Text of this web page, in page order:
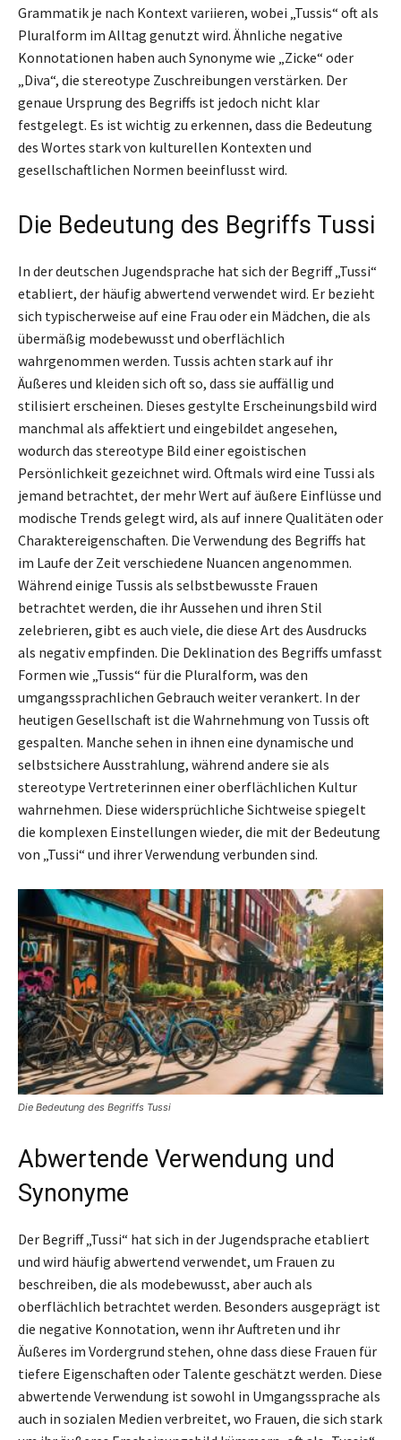
Grammatik je nach Kontext variieren, wobei „Tussis“ oft als
Pluralform im Alltag genutzt wird. Ähnliche negative
Konnotationen haben auch Synonyme wie „Zicke“ oder
„Diva“, die stereotype Zuschreibungen verstärken. Der
genaue Ursprung des Begriffs ist jedoch nicht klar
festgelegt. Es ist wichtig zu erkennen, dass die Bedeutung
des Wortes stark von kulturellen Kontexten und
gesellschaftlichen Normen beeinflusst wird.
Die Bedeutung des Begriffs Tussi
In der deutschen Jugendsprache hat sich der Begriff „Tussi“
etabliert, der häufig abwertend verwendet wird. Er bezieht
sich typischerweise auf eine Frau oder ein Mädchen, die als
übermäßig modebewusst und oberflächlich
wahrgenommen werden. Tussis achten stark auf ihr
Äußeres und kleiden sich oft so, dass sie auffällig und
stilisiert erscheinen. Dieses gestylte Erscheinungsbild wird
manchmal als affektiert und eingebildet angesehen,
wodurch das stereotype Bild einer egoistischen
Persönlichkeit gezeichnet wird. Oftmals wird eine Tussi als
jemand betrachtet, der mehr Wert auf äußere Einflüsse und
modische Trends gelegt wird, als auf innere Qualitäten oder
Charaktereigenschaften. Die Verwendung des Begriffs hat
im Laufe der Zeit verschiedene Nuancen angenommen.
Während einige Tussis als selbstbewusste Frauen
betrachtet werden, die ihr Aussehen und ihren Stil
zelebrieren, gibt es auch viele, die diese Art des Ausdrucks
als negativ empfinden. Die Deklination des Begriffs umfasst
Formen wie „Tussis“ für die Pluralform, was den
umgangssprachlichen Gebrauch weiter verankert. In der
heutigen Gesellschaft ist die Wahrnehmung von Tussis oft
gespalten. Manche sehen in ihnen eine dynamische und
selbstsichere Ausstrahlung, während andere sie als
stereotype Vertreterinnen einer oberflächlichen Kultur
wahrnehmen. Diese widersprüchliche Sichtweise spiegelt
die komplexen Einstellungen wieder, die mit der Bedeutung
von „Tussi“ und ihrer Verwendung verbunden sind.
Die Bedeutung des Begriffs Tussi
Abwertende Verwendung und
Synonyme
Der Begriff „Tussi“ hat sich in der Jugendsprache etabliert
und wird häufig abwertend verwendet, um Frauen zu
beschreiben, die als modebewusst, aber auch als
oberflächlich betrachtet werden. Besonders ausgeprägt ist
die negative Konnotation, wenn ihr Auftreten und ihr
Äußeres im Vordergrund stehen, ohne dass diese Frauen für
tiefere Eigenschaften oder Talente geschätzt werden. Diese
abwertende Verwendung ist sowohl in Umgangssprache als
auch in sozialen Medien verbreitet, wo Frauen, die sich stark